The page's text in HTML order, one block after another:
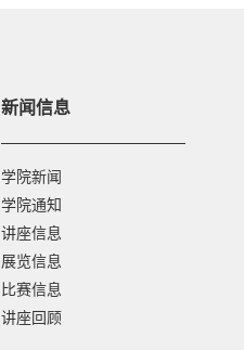
新闻信息
学院新闻
学院通知
讲座信息
展览信息
比赛信息
讲座回顾